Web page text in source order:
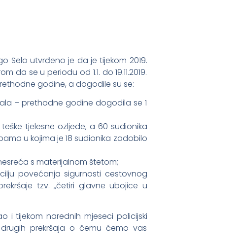
Selo utvrđeno je da je tijekom 2019.
se u periodu od 1.1. do 19.11.2019.
godine, a dogodile su se:
– prethodne godine dogodila se 1
tjelesne ozljede, a 60 sudionika
u kojima je 18 sudionika zadobilo
s materijalnom štetom;
povećanja sigurnosti cestovnog
tzv. „četiri glavne ubojice u
i tijekom narednih mjeseci policijski
prekršaja o čemu ćemo vas